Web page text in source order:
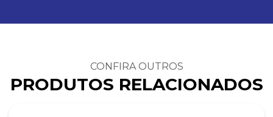
CONFIRA OUTROS
PRODUTOS RELACIONADOS